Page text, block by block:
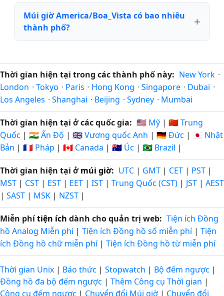
Múi giờ America/Boa_Vista có bao nhiêu
thành phố?
Thời gian hiện tại trong các thành phố này: New York ·
London · Tokyo · Paris · Hong Kong · Singapore · Dubai ·
Los Angeles · Shanghai · Beijing · Sydney · Mumbai
Thời gian hiện tại ở các quốc gia: 🇺🇸 Mỹ | 🇨🇳 Trung
Quốc | 🇮🇳 Ấn Độ | 🇬🇧 Vương quốc Anh | 🇩🇪 Đức | 🇯🇵 Nhật
Bản | 🇫🇷 Pháp | 🇨🇦 Canada | 🇦🇺 Úc | 🇧🇷 Brazil |
Thời gian hiện tại ởmúi giờ: UTC | GMT | CET | PST |
MST | CST | EST | EET | IST | Trung Quốc (CST) | JST | AEST
| SAST | MSK | NZST |
Miễn phítiện ích dành cho quản trị web: Tiện ích Đồng
hồ Analog Miễn phí| Tiện ích Đồng hồ số miễn phí| Tiện
ích Đồng hồ chữ miễn phí| Tiện ích Đồng hồ từ miễn phí
Thời gian Unix | Báo thức | Stopwatch | Bộ đếm ngược |
Đồng hồ đa bộ đếm ngược | Thêm Công cụ Thời gian |
Công cụ đếm ngược | Chuyển đổi Múi giờ | Chuyển đổi